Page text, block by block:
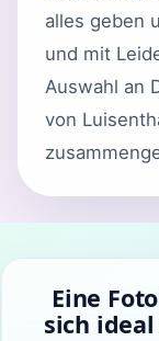
alles geben
und mit
Auswahl an
von
Eine
sich